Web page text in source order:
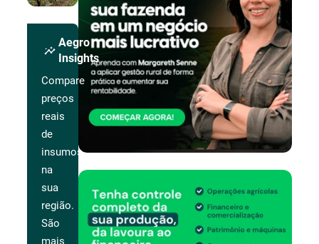
insights
Aegro
Insights
Compare
preços
reais
de
insumos
na
sua
região.
São
mais